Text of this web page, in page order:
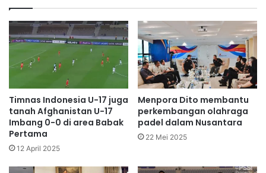
Timnas Indonesia U-17 juga
tanah Afghanistan U-17
Imbang 0-0 di area Babak
Pertama
12 April 2025
Menpora Dito membantu
perkembangan olahraga
padel dalam Nusantara
22 Mei 2025